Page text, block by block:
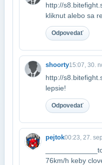
http://
kliknut alebo sa
Odpovedať
shoorty15:07, 30.
http://
lepsie!
Odpovedať
pejtok00:23, 27.
76km/h keby